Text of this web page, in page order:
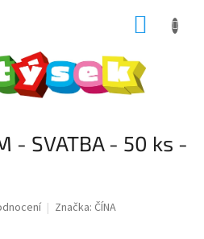
- SVATBA - 50 ks -
Značka: ČÍNA